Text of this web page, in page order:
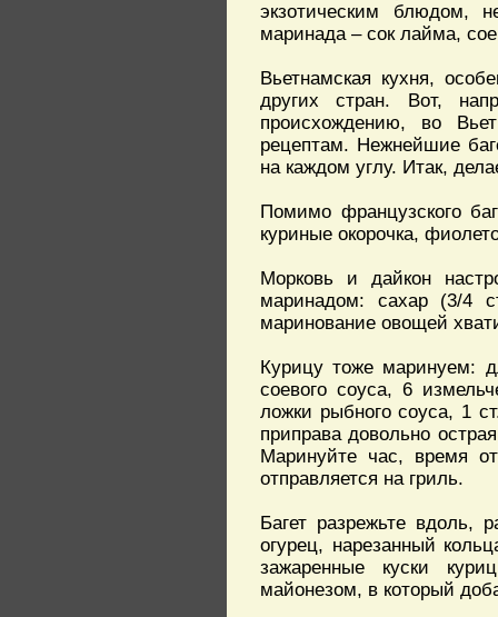
экзотическим блюдом,
маринада – сок лайма,
Вьетнамская кухня,
других стран. Вот,
происхождению, во
рецептам. Нежнейшие
на каждом углу. Итак,
Помимо французского
куриные окорочка,
Морковь и дайкон
маринадом: сахар (3/4
маринование овощей
Курицу тоже маринуем:
соевого соуса, 6
ложки рыбного соуса, 1
приправа довольно
Маринуйте час, время
отправляется на гриль.
Багет разрежьте вдоль,
огурец, нарезанный
зажаренные куски
майонезом, в который